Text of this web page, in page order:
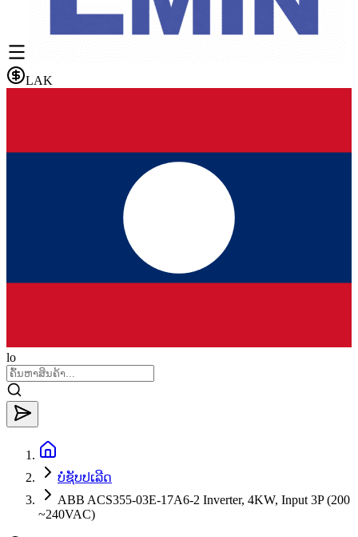
LAK
lo
ບໍ່ຊັບປເລີດ
ABB ACS355-03E-17A6-2 Inverter, 4KW, Input 3P (200
~240VAC)